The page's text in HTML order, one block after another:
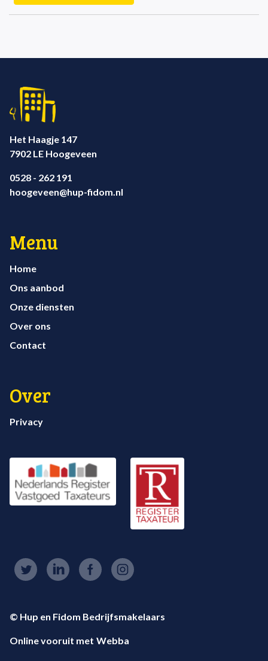
Het Haagje 147
7902 LE Hoogeveen
0528 - 262 191
hoogeveen@hup-fidom.nl
Menu
Home
Ons aanbod
Onze diensten
Over ons
Contact
Over
Privacy
© Hup en Fidom Bedrijfsmakelaars
Online vooruit met Webba